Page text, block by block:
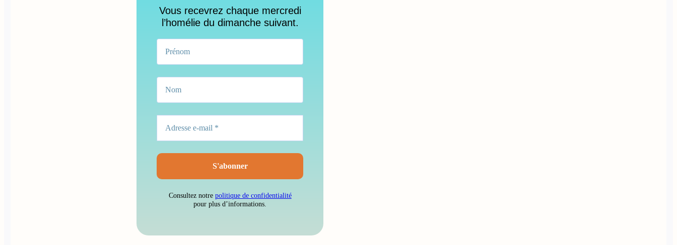
Vous recevrez chaque mercredi
l’homélie du dimanche suivant.
Consultez notre politique de confidentialité
pour plus d’informations.